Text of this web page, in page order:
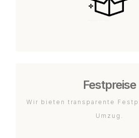
Festpreise
Wir bieten transparente
Umzug.